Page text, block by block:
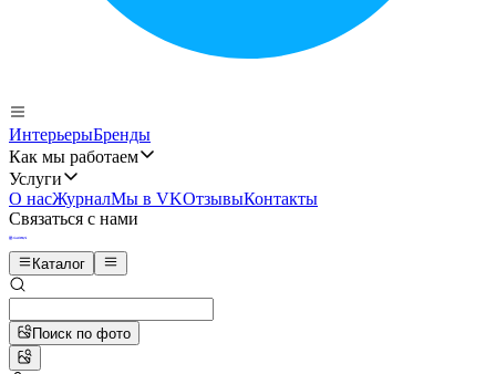
ИнтерьерыБренды
Как мы работаем
Услуги
О насЖурналМы в VKОтзывыКонтакты
Связаться с нами
Каталог
Поиск по фото